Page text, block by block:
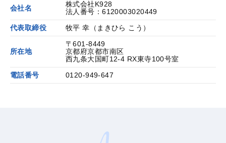
会社名
株式会社K928
法人番号：6120003020449
代表取締役 牧平 幸（まきひら こう）
所在地
〒601-8449
京都府京都市南区
西九条大国町12-4 RX東寺100号室
電話番号 0120-949-647